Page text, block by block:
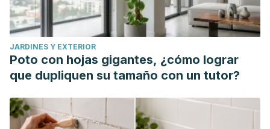
https://www.ncbi.nlm.nih.gov/pmc/articles/PMC4676988/
Eur J Dent. 2013 Sep; 7(Suppl 1): S71–S77. Antimicrobial
efficacy of five essential oils against oral pathogens: An in
vitro study. doi: 10.4103/1305-7456.119078
JARDINES Y EXTERIOR
Poto con hojas gigantes, ¿cómo lograr
que dupliquen su tamaño con un tutor?